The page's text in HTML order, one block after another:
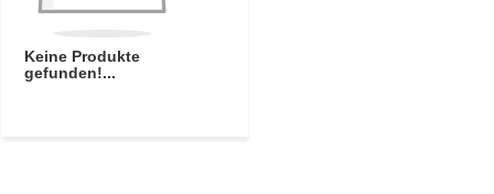
Keine Produkte
gefunden!...